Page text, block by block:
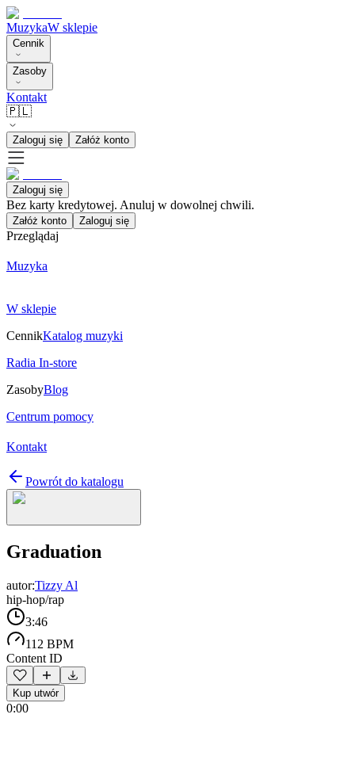
MuzykaW sklepie
Cennik
Zasoby
Kontakt
🇵🇱
Zaloguj się Załóż konto
Zaloguj się
Bez karty kredytowej. Anuluj w dowolnej chwili.
Załóż konto Zaloguj się
Przeglądaj
Muzyka
W sklepie
CennikKatalog muzyki
Radia In-store
ZasobyBlog
Centrum pomocy
Kontakt
Powrót do katalogu
Graduation
autor:Tizzy Al
hip-hop/rap
3:46
112 BPM
Content ID
Kup utwór
0:00